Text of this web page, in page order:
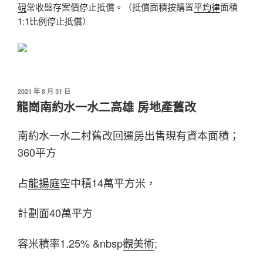
硯常收盤存案價停止抵償。（抵償面積按購置平均律面積
1:1比例停止抵償）
發
佈
於
2021 年 8 月 31 日
龍崗南約水一水二高雄 房地產舊改
南約水一水二村舊改回遷房出售現有資本面積；
360平方
占龍揚庭空中積14萬平方米，
計劃面40萬平方
容米積率1.25% &nbsp觀美術;